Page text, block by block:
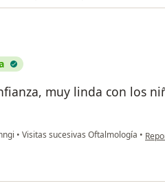
muy linda con los
• Visitas sucesivas Oftalmología • en